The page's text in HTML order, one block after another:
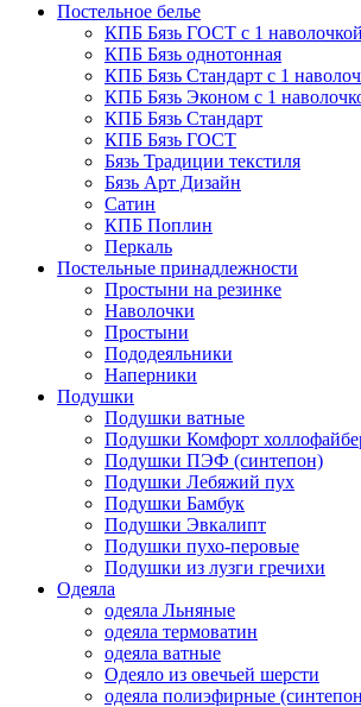
Постельное белье
КПБ Бязь ГОСТ c 1 наволочкой
КПБ Бязь однотонная
КПБ Бязь Стандарт c 1
КПБ Бязь Эконом с 1
КПБ Бязь Стандарт
КПБ Бязь ГОСТ
Бязь Традиции текстиля
Бязь Арт Дизайн
Сатин
КПБ Поплин
Перкаль
Постельные принадлежности
Простыни на резинке
Наволочки
Простыни
Пододеяльники
Наперники
Подушки
Подушки ватные
Подушки Комфорт
Подушки ПЭФ (синтепон)
Подушки Лебяжий пух
Подушки Бамбук
Подушки Эвкалипт
Подушки пухо-перовые
Подушки из лузги гречихи
Одеяла
одеяла Льняные
одеяла термоватин
одеяла ватные
Одеяло из овечьей шерсти
одеяла полиэфирные